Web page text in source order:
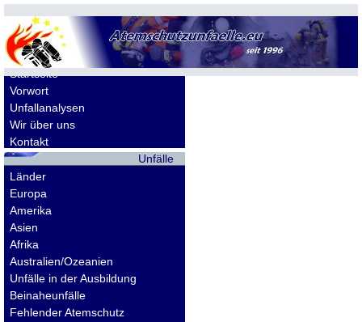
Allgemeines
Startseite
Vorwort
Unfallanalysen
Wir über uns
Kontakt
Unfälle
Länder
Europa
Amerika
Asien
Afrika
Australien/Ozeanien
Unfälle in der Ausbildung
Beinaheunfälle
Fehlender Atemschutz